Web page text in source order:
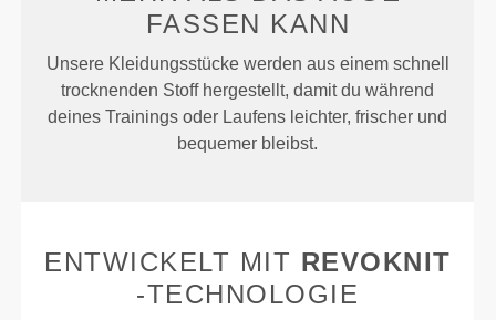
FASSEN KANN
Unsere Kleidungsstücke werden aus einem schnell
trocknenden Stoff hergestellt, damit du während
deines Trainings oder Laufens leichter, frischer und
bequemer bleibst.
ENTWICKELT MIT REVOKNIT
-TECHNOLOGIE